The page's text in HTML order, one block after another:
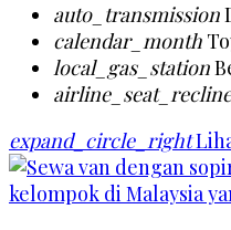
auto_transmission
calendar_month
local_gas_station
expand_circle_right